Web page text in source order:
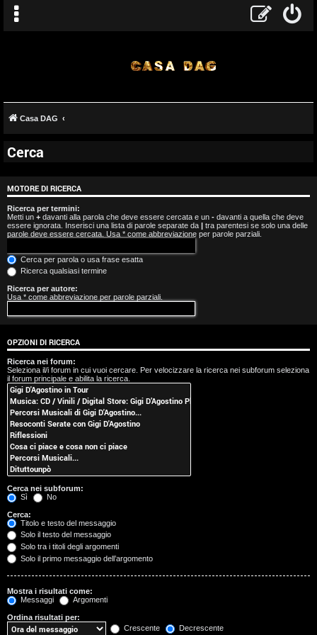
A
r
g
o
m
e
n
i
s
e
n
z
a
r
i
s
p
o
s
Casa DAG
Cerca
MOTORE DI RICERCA
Ricerca per termini:
Metti un + davanti alla parola che deve essere cercata e un - davanti a quella che deve
essere ignorata. Inserisci una lista di parole separate da | tra parentesi se solo una delle
parole deve essere cercata. Usa * come abbreviazione per parole parziali.
Cerca per parola o usa frase esatta
Ricerca qualsiasi termine
Ricerca per autore:
Usa * come abbreviazione per parole parziali.
OPZIONI DI RICERCA
Ricerca nei forum:
Seleziona il/i forum in cui vuoi cercare. Per velocizzare la ricerca nei subforum seleziona
il forum principale e abilita la ricerca.
Cerca nei subforum:
Sì
No
Cerca:
Titolo e testo del messaggio
Solo il testo del messaggio
Solo tra i titoli degli argomenti
Solo il primo messaggio dell’argomento
Mostra i risultati come:
Messaggi
Argomenti
Ordina risultati per:
Crescente
Decrescente